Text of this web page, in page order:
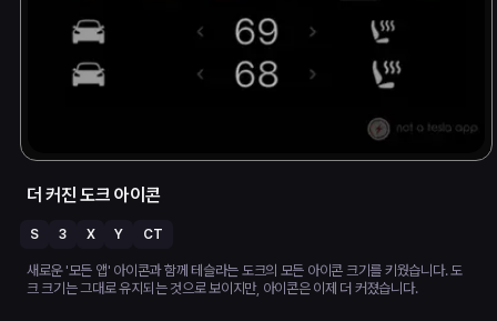
더 커진 도크 아이콘
S 3 X Y CT
새로운 '모든 앱' 아이콘과 함께 테슬라는 도크의 모든 아이콘 크기를 키웠습니다. 도
크 크기는 그대로 유지되는 것으로 보이지만, 아이콘은 이제 더 커졌습니다.